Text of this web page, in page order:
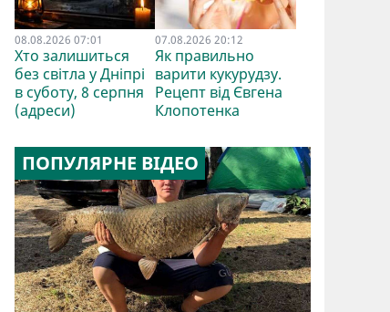
08.08.2026 07:01
Хто залишиться
без світла у Дніпрі
в суботу, 8 серпня
(адреси)
07.08.2026 20:12
Як правильно
варити кукурудзу.
Рецепт від Євгена
Клопотенка
ПОПУЛЯРНЕ ВІДЕО